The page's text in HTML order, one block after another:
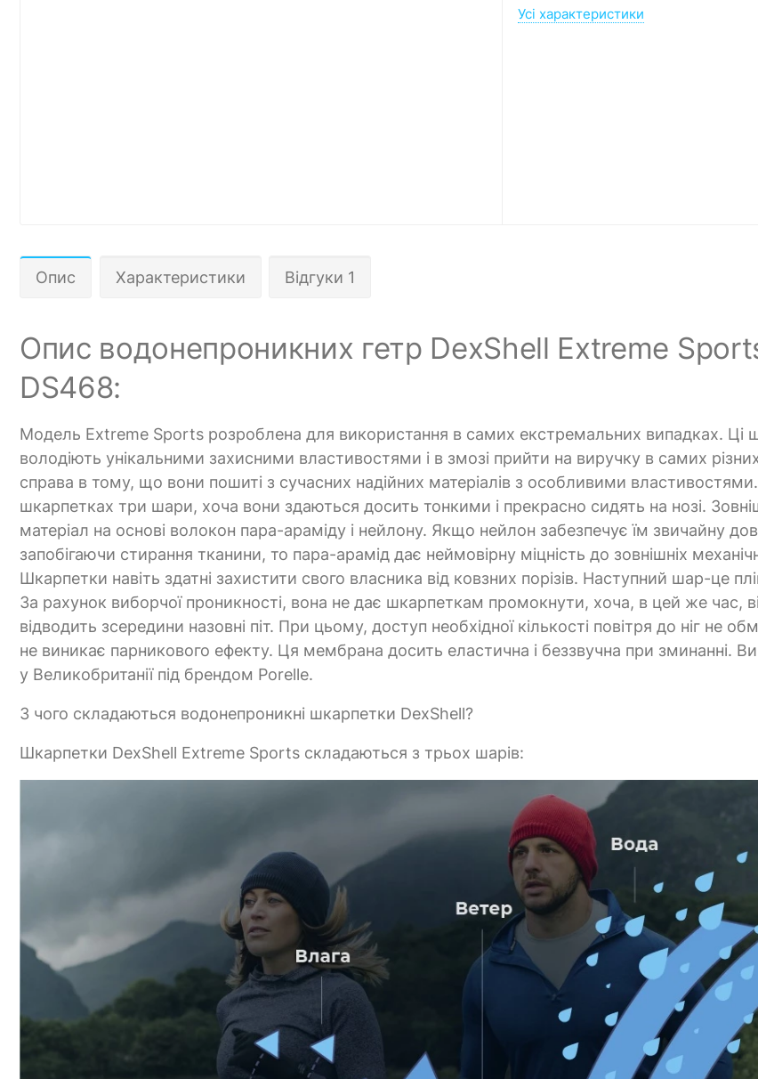
Усі характеристики
Опис Характеристики Відгуки 1
Опис водонепроникних гетр DexShell Extreme
DS468:
Модель Extreme Sports розроблена для використання в самих екстремальних випадках. Ці
володіють унікальними захисними властивостями і в змозі прийти на виручку в самих
справа в тому, що вони пошиті з сучасних надійних матеріалів з особливими
шкарпетках три шари, хоча вони здаються досить тонкими і прекрасно сидять на нозі.
матеріал на основі волокон пара-араміду і нейлону. Якщо нейлон забезпечує їм звичайну
запобігаючи стирання тканини, то пара-арамід дає неймовірну міцність до зовнішніх
Шкарпетки навіть здатні захистити свого власника від ковзних порізів. Наступний шар-це
За рахунок виборчої проникності, вона не дає шкарпеткам промокнути, хоча, в цей же час,
відводить зсередини назовні піт. При цьому, доступ необхідної кількості повітря до ніг не
не виникає парникового ефекту. Ця мембрана досить еластична і беззвучна при зминанні.
у Великобританії під брендом Porelle.
З чого складаються водонепроникні шкарпетки DexShell?
Шкарпетки DexShell Extreme Sports складаються з трьох шарів: